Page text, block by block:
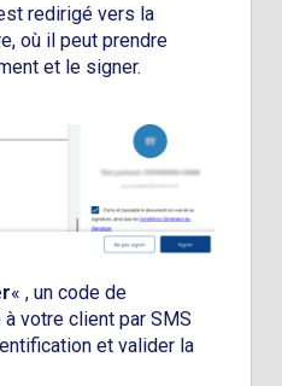
redirigé vers la
où il peut prendre
et le signer.
« , un code de
votre client par SMS
et valider la